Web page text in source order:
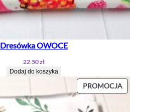
Dresówka OWOCE
22.50zł
Dodaj do koszyka
PROMOCJA
W